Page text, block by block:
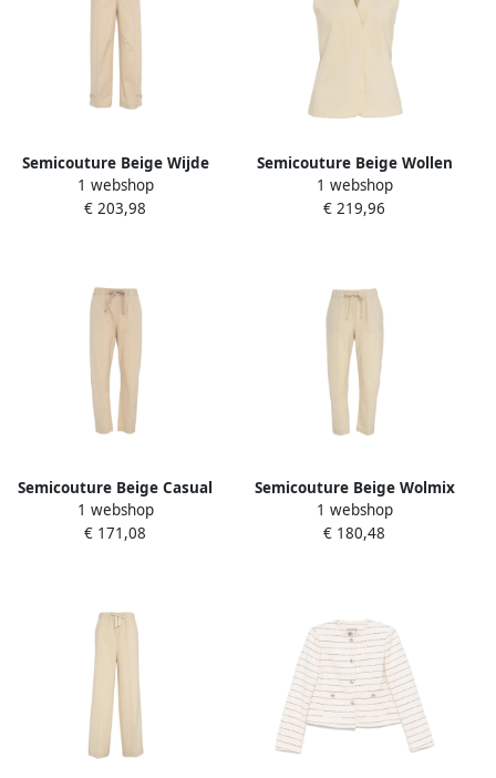
Semicouture Beige Wijde
Pijp Broek Stijlvolle
Elegantie Beige Dames
1 webshop
€ 203,98
Semicouture Beige Wollen
Blend Blazer Vest Beige
Dames
1 webshop
€ 219,96
Semicouture Beige Casual
Broek met Trekkoord
Tailleband Beige Dames
1 webshop
€ 171,08
Semicouture Beige Wolmix
Casual Broek Beige Dames
1 webshop
€ 180,48